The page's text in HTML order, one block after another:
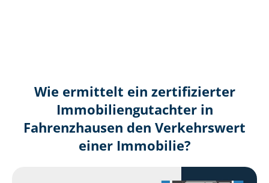
Wie ermittelt ein zertifizierter
Immobilien­gutachter in
Fahrenzhausen den Verkehrswert
einer Immobilie?